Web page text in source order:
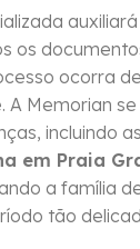
os
ocorra
A Memorian
incluindo
em Praia
a família
tão